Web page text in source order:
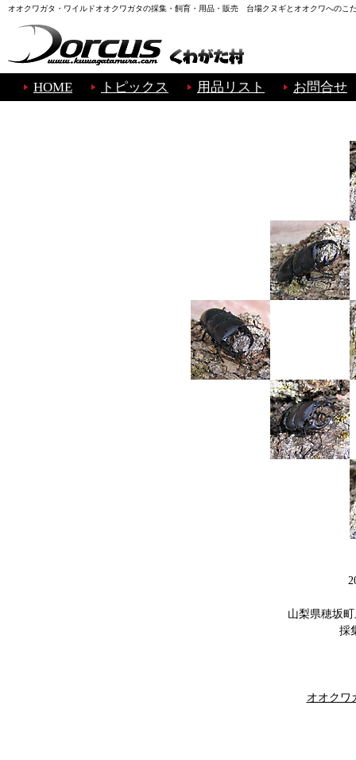
オオクワガタ・ワイルドオオクワガタの採集・飼育・用品・販売 台場クヌギとオオクワへのこ
HOME トピックス 用品リスト お問合せ
山梨県穂坂
採
オオクワ